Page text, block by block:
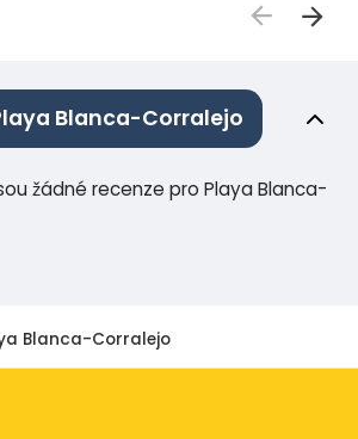
Blanca-Corralejo
žádné recenze pro Playa Blanca-
Blanca-Corralejo